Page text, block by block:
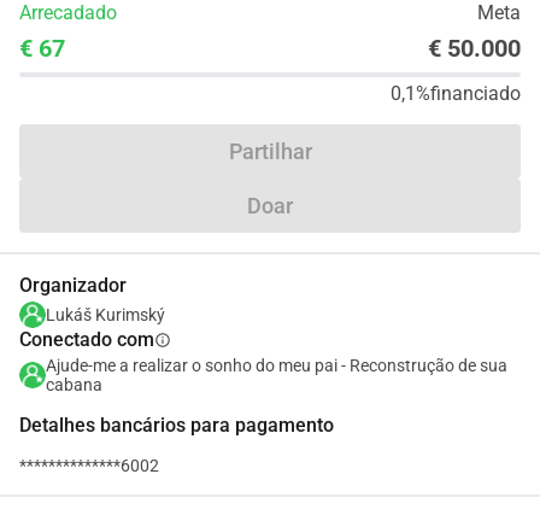
Arrecadado Meta
€ 67 € 50.000
0,1%financiado
Partilhar
Doar
Organizador
Lukáš Kurimský
Conectado cominfo
Ajude-me a realizar o sonho do meu pai - Reconstrução de sua
cabana
Detalhes bancários para pagamento
**************6002